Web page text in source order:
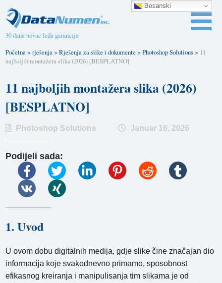
30 dana novac leđa garancija
Početna>rješenja>Rješenja za slike i dokumente >Photoshop Solutions> 11
najboljih montažera slika (2026) [BESPLATNO]
11 najboljih montažera slika (2026)
[BESPLATNO]
Photoshop Solutions Januar 16, 2026
Podijeli sada:
1. Uvod
U ovom dobu digitalnih medija, gdje slike čine značajan dio
informacija koje svakodnevno primamo, sposobnost
efikasnog kreiranja i manipulisanja tim slikama je od
Bosanski